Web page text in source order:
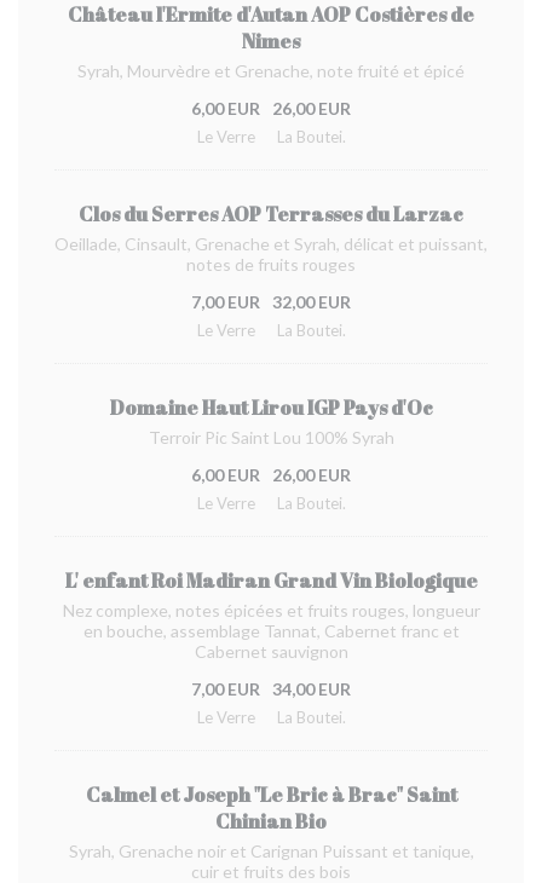
Château l'Ermite d'Autan AOP Costières de
Nimes
Syrah, Mourvèdre et Grenache, note fruité et épicé
6,00 EUR
Le Verre
26,00 EUR
La Boutei.
Clos du Serres AOP Terrasses du Larzac
Oeillade, Cinsault, Grenache et Syrah, délicat et puissant,
notes de fruits rouges
7,00 EUR
Le Verre
32,00 EUR
La Boutei.
Domaine Haut Lirou IGP Pays d'Oc
Terroir Pic Saint Lou 100% Syrah
6,00 EUR
Le Verre
26,00 EUR
La Boutei.
L' enfant Roi Madiran Grand Vin Biologique
Nez complexe, notes épicées et fruits rouges, longueur
en bouche, assemblage Tannat, Cabernet franc et
Cabernet sauvignon
7,00 EUR
Le Verre
34,00 EUR
La Boutei.
Calmel et Joseph "Le Bric à Brac" Saint
Chinian Bio
Syrah, Grenache noir et Carignan Puissant et tanique,
cuir et fruits des bois